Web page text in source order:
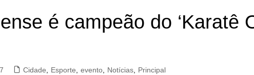
é campeão do ‘Karatê
Cidade, Esporte, evento, Notícias, Principal